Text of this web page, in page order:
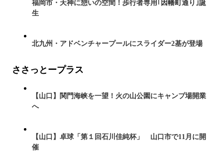
福岡市・天神に憩いの空間！歩行者専用｢因幡町通り｣誕
生
北九州・アドベンチャープールにスライダー2基が登場
ささっとープラス
【山口】関門海峡を一望！火の山公園にキャンプ場開業
へ
【山口】卓球「第１回石川佳純杯」 山口市で11月に開
催